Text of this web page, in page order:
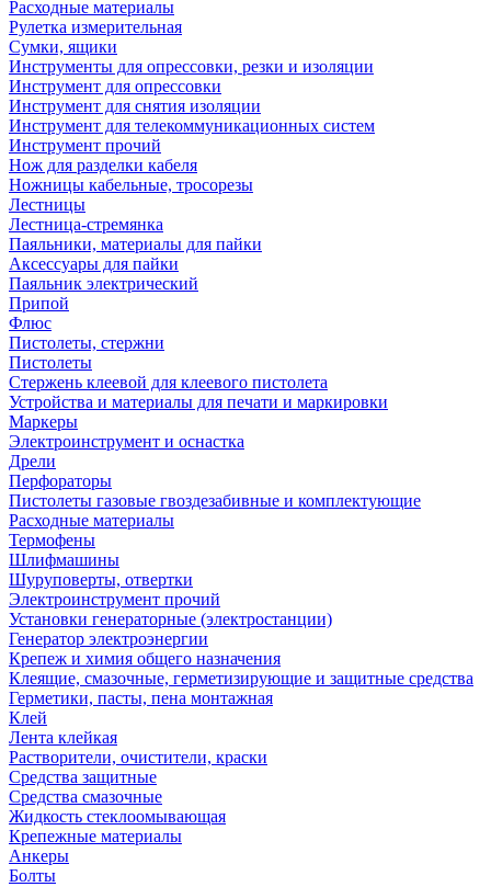
Расходные материалы
Рулетка измерительная
Сумки, ящики
Инструменты для опрессовки, резки и изоляции
Инструмент для опрессовки
Инструмент для снятия изоляции
Инструмент для телекоммуникационных систем
Инструмент прочий
Нож для разделки кабеля
Ножницы кабельные, тросорезы
Лестницы
Лестница-стремянка
Паяльники, материалы для пайки
Аксессуары для пайки
Паяльник электрический
Припой
Флюс
Пистолеты, стержни
Пистолеты
Стержень клеевой для клеевого пистолета
Устройства и материалы для печати и маркировки
Маркеры
Электроинструмент и оснастка
Дрели
Перфораторы
Пистолеты газовые гвоздезабивные и комплектующие
Расходные материалы
Термофены
Шлифмашины
Шуруповерты, отвертки
Электроинструмент прочий
Установки генераторные (электростанции)
Генератор электроэнергии
Крепеж и химия общего назначения
Клеящие, смазочные, герметизирующие и защитные средства
Герметики, пасты, пена монтажная
Клей
Лента клейкая
Растворители, очистители, краски
Средства защитные
Средства смазочные
Жидкость стеклоомывающая
Крепежные материалы
Анкеры
Болты